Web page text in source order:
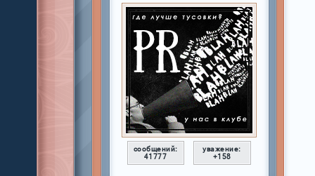
сообщений:
41777
уважение:
+158